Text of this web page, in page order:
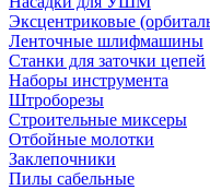
Эксцентриковые
Ленточные шлифмашины
Станки для заточки цепей
Наборы инструмента
Штроборезы
Строительные миксеры
Отбойные молотки
Заклепочники
Пилы сабельные